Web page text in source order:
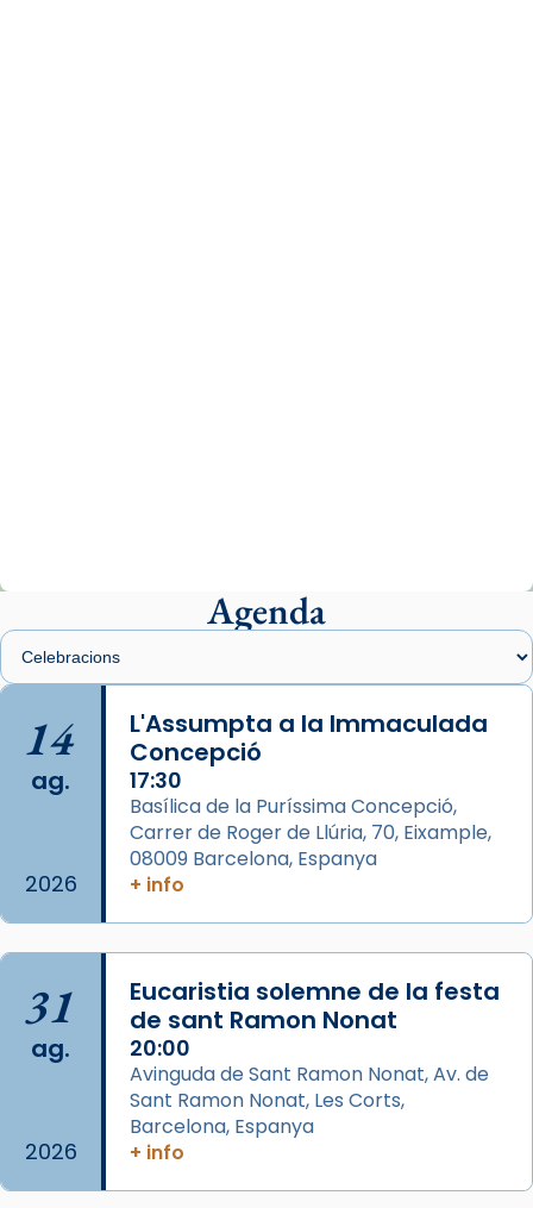
presidit aquest 27 de juliol la missa de Les
Santes de Mataró.
🔗
📸 J. Merino
Photo
View on Facebook ·
Arquebisbat de Barcelonais at Catedral
de Barcelona.
2 weeks ago
comitè organitzador de la visita apostòlica
del Sant Pare Lleó XIV a Barcelona, i als
col·laboradors, a la Catedral de Barcelona.
L’arquebisbe de Barcelona, el cardenal Joan
Josep Omella, ha presidit la missa i l’ha
concelebrat el bisbe auxiliar de Barcelona,
Mons. David Abadías.
Agenda
14
ag.
2026
L'Assumpta a la Immaculada
Concepció
17:30
Basílica de la Puríssima Concepció,
Carrer de Roger de Llúria, 70, Eixample,
08009 Barcelona, Espanya
+ info
31
ag.
2026
Eucaristia solemne de la festa
de sant Ramon Nonat
20:00
Avinguda de Sant Ramon Nonat, Av. de
Sant Ramon Nonat, Les Corts,
Barcelona, Espanya
+ info